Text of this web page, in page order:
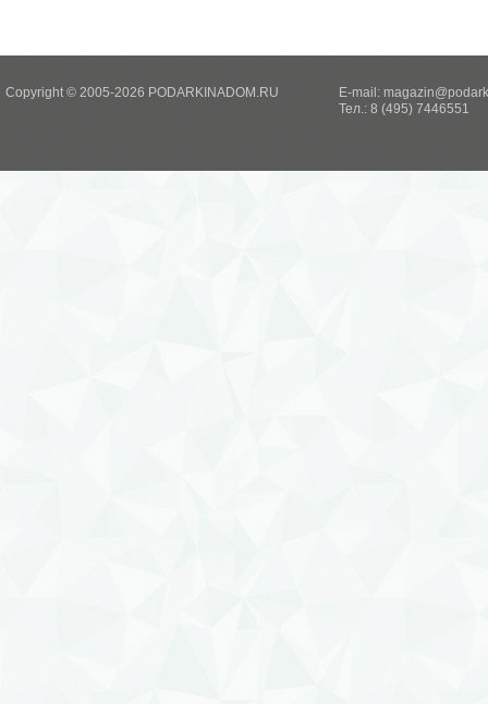
Copyright © 2005-2026 PODARKINADOM.RU E-mail:
Тел.: 8 (495) 7446551